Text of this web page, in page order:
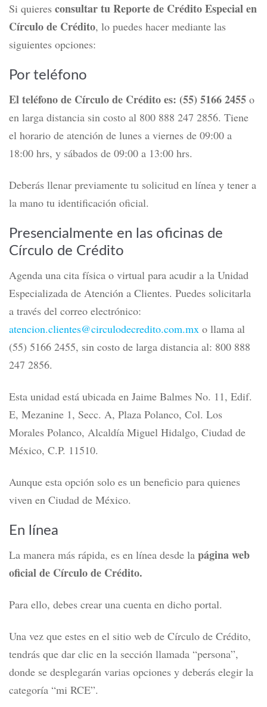
Si quieres consultar tu Reporte de Crédito Especial en
Círculo de Crédito, lo puedes hacer mediante las
siguientes opciones:
Por teléfono
El teléfono de Círculo de Crédito es: (55) 5166 2455 o
en larga distancia sin costo al 800 888 247 2856. Tiene
el horario de atención de lunes a viernes de 09:00 a
18:00 hrs, y sábados de 09:00 a 13:00 hrs.
Deberás llenar previamente tu solicitud en línea y tener a
la mano tu identificación oficial.
Presencialmente en las oficinas de
Círculo de Crédito
Agenda una cita física o virtual para acudir a la Unidad
Especializada de Atención a Clientes. Puedes solicitarla
a través del correo electrónico:
atencion.clientes@circulodecredito.com.mx o llama al
(55) 5166 2455, sin costo de larga distancia al: 800 888
247 2856.
Esta unidad está ubicada en Jaime Balmes No. 11, Edif.
E, Mezanine 1, Secc. A, Plaza Polanco, Col. Los
Morales Polanco, Alcaldía Miguel Hidalgo, Ciudad de
México, C.P. 11510.
Aunque esta opción solo es un beneficio para quienes
viven en Ciudad de México.
En línea
La manera más rápida, es en línea desde la página web
oficial de Círculo de Crédito.
Para ello, debes crear una cuenta en dicho portal.
Una vez que estes en el sitio web de Círculo de Crédito,
tendrás que dar clic en la sección llamada “persona”,
donde se desplegarán varias opciones y deberás elegir la
categoría “mi RCE”.